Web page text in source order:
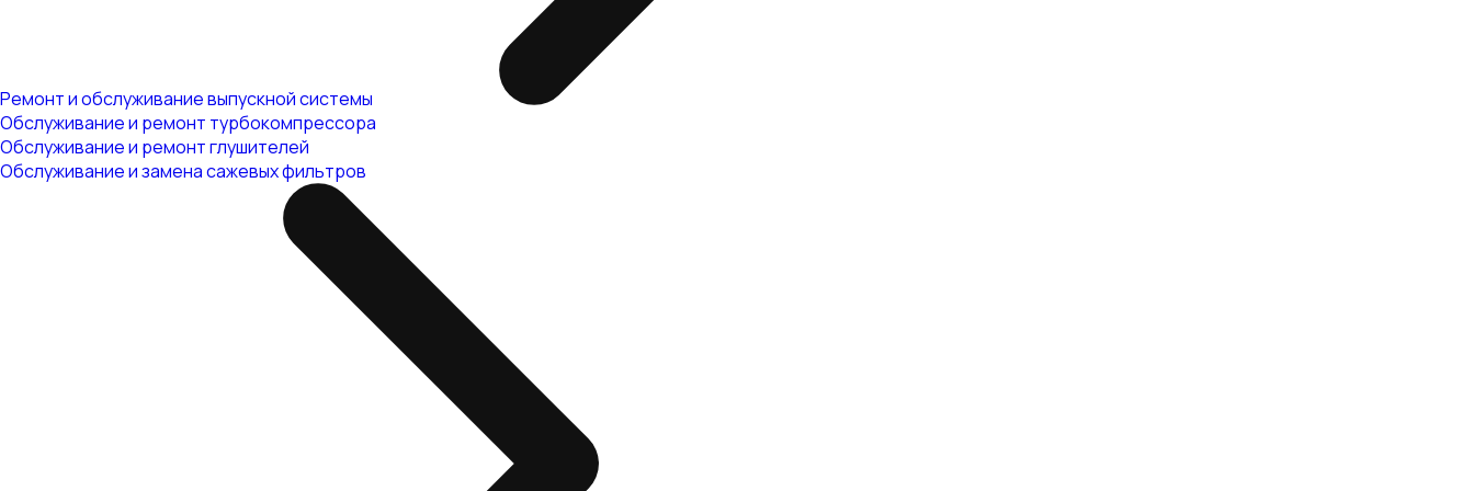
Ремонт и обслуживание выпускной системы
Обслуживание и ремонт турбокомпрессора
Обслуживание и ремонт глушителей
Обслуживание и замена сажевых фильтров